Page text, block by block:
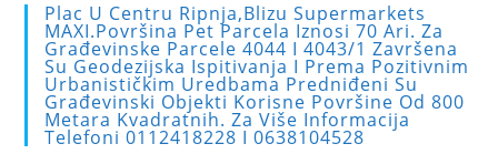
Plac U Centru Ripnja,blizu Supermarkets
MAXI.Površina Pet Parcela Iznosi 70 Ari. Za
Građevinske Parcele 4044 I 4043/1 Završena
Su Geodezijska Ispitivanja I Prema Pozitivnim
Urbanističkim Uredbama Predniđeni Su
Građevinski Objekti Korisne Površine Od 800
Metara Kvadratnih. Za Više Informacija
Telefoni 0112418228 I 0638104528